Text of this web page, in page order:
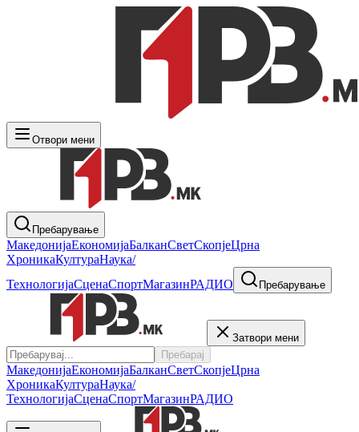
Отвори мени
Пребарување
МакедонијаЕкономијаБалканСветСкопјеЦрна
ХроникаКултураНаука/
ТехнологијаСценаСпортМагазинРАДИО Пребарување
Затвори мени
Пребарај
МакедонијаЕкономијаБалканСветСкопјеЦрна
ХроникаКултураНаука/
ТехнологијаСценаСпортМагазинРАДИО